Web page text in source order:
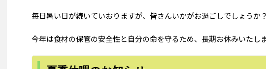
毎日暑い日が続いていおりますが、皆さんいかがお過ごしでしょうか？
今年は食材の保管の安全性と自分の命を守るため、長期お休みいたしま